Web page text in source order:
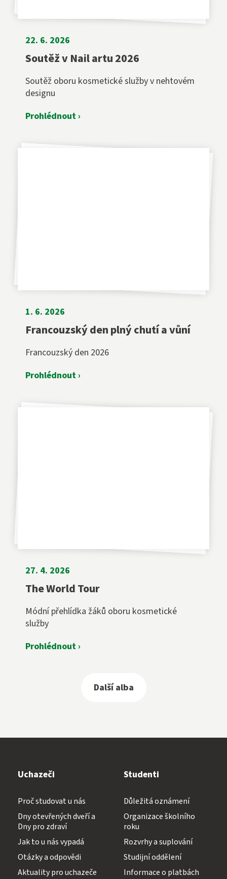
22. 6. 2026
Soutěž v Nail artu 2026
Soutěž oboru kosmetické služby v nehtovém
designu
Prohlédnout ›
1. 6. 2026
Francouzský den plný chutí a vůní
Francouzský den 2026
Prohlédnout ›
27. 4. 2026
The World Tour
Módní přehlídka žáků oboru kosmetické
služby
Prohlédnout ›
Další alba
Uchazeči
Proč studovat u nás
Dny otevřených dveří a
Dny pro zdraví
Jak to u nás vypadá
Otázky a odpovědi
Aktuality pro uchazeče
Studenti
Důležitá oznámení
Organizace školního
roku
Rozvrhy a suplování
Studijní oddělení
Informace o platbách